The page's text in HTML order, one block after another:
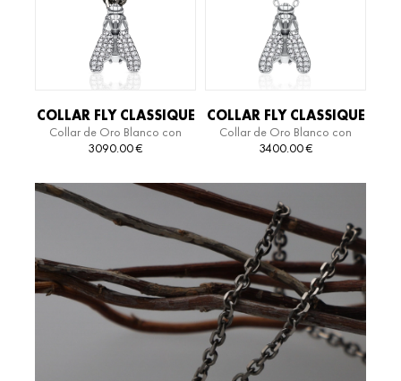
COLLAR FLY CLASSIQUE
TITANIUM
Collar de Oro Blanco con
Diamantes y Titanio
3090.00€
COLLAR FLY CLASSIQUE
Collar de Oro Blanco con
Diamantes
3400.00€